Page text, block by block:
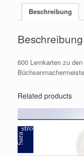
Beschreibung
Beschreibung
600 Lernkarten zu
Related products